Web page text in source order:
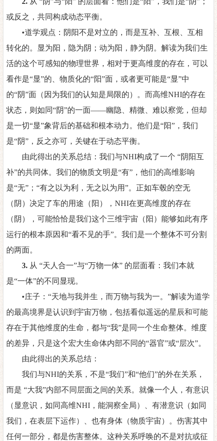
或反之，共同构成动态平衡。
•道学观点：阴阳不是对立的，而是互补、互根、互相
转化的。显为阳，隐为阴；动为阳，静为阴。解读为我们生
活的这个可感知的物理世界，相对于更高维度的存在，可以
看作是“显”的、物质化的“阳”面，或者更可能是“显”中
的“阴”面（因为我们的认知是局限的）。而高维NHI的存在
状态，则如同“阴”的一面——幽隐、精微、难以察觉，但却
是一切“显”象背后的基础和根本动力。他们是“阳”，我们
是“阴”，反之亦可，关键在于动态平衡。
由此得出的关系总结：我们与NHI构成了一个 “阴阳互
补”的共同体。我们的物质文明是“有”，他们的高维影响
是“无”；“有之以为利，无之以为用”。正如车毂的空无
（阴）决定了车的用途（阳），NHI在更高维度的存在
（阴），可能恰恰是我们这个三维宇宙（阳）能够如此有序
运行的根本原因和“看不见的手”。我们是一个整体不可分割
的两面。
3. 从 “天人合一”与“万物一体” 的层面看：我们本就
是“一体”的不同显现。
•庄子：“天地与我并生，而万物与我为一。”解读为道学
的最高境界是认识到宇宙万物，包括看似遥远的星辰和可能
存在于其他维度的生命，都与“我”是同一个生命整体。维度
的差异，只是这个宏大生命体内部不同的“器官”或“层次”。
由此得出的关系总结：
我们与NHI的关系，不是“我们”和“他们”的外在关系，
而是 “大我”内部不同层面之间的关系。就像一个人，有意识
（显意识，如同高维NHI ，能洞察全局）、有潜意识（如同
我们，在表层下运作）、也有身体（物质宇宙）。伤害其中
任何一部分，都是伤害整体。这种关系呼唤的不是对抗或征